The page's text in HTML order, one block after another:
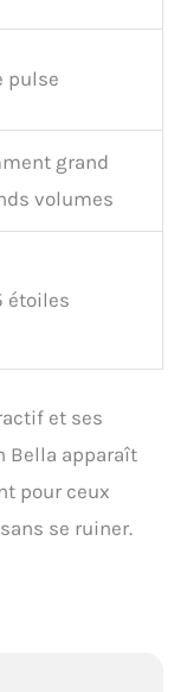
pulse
grand
volumes
étoiles
et ses
Bella apparaît
pour ceux
se ruiner.